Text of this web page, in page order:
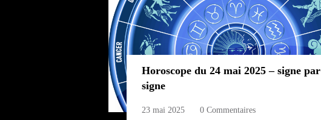
Horoscope du 24 mai 2025 – signe par
signe
23 mai 2025 0 Commentaires